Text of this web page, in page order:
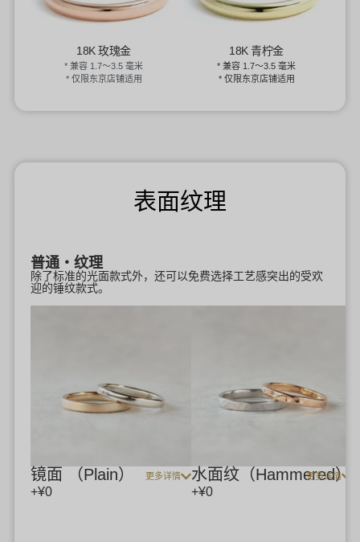
18K 玫瑰金
* 兼容 1.7〜3.5 毫米
*仅限东京店铺适用
18K 青柠金
* 兼容 1.7〜3.5 毫米
*仅限东京店铺适用
表面纹理
普通・纹理
除了标准的光面款式外，还可以免费选择工艺感突出的受欢
迎的锤纹款式。
镜面 （Plain）
+¥0
更多详情 水面纹（Hammered）
+¥0
更多详情